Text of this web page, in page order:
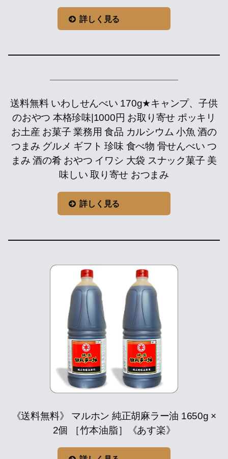
詳しく見る
送料無料 いわしせんべい 170g★キャンプ、子供
のおやつ 本格珍味|1000円 お取り寄せ ポッキリ
お土産 お菓子 業務用 食品 カルシウム 小魚 酒の
つまみ グルメ ギフト 珍味 食べ物 骨せんべい つ
まみ 酒の肴 おやつ イワシ 大袋 スナック菓子 美
味しい 取り寄せ おつまみ
詳しく見る
《送料無料》 マルホン 純正胡麻ラー油 1650g ×
2個 ［竹本油脂］《あす楽》